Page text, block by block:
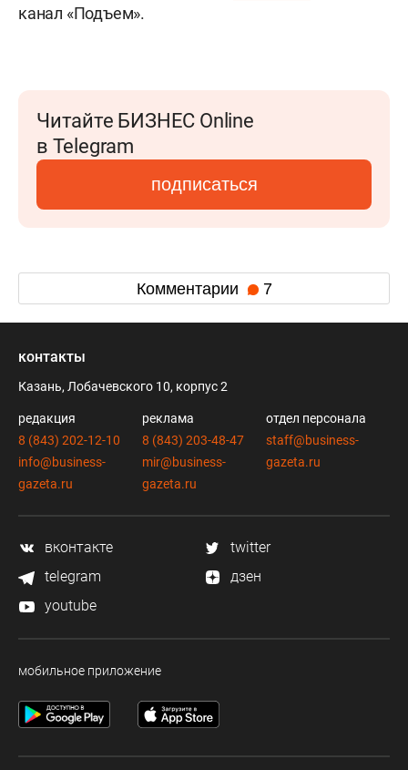
канал «Подъем».
Читайте БИЗНЕС Online
в Telegram
подписаться
Комментарии 7
контакты
Казань, Лобачевского 10, корпус 2
редакция
8 (843) 202-12-10
info@business-
gazeta.ru
реклама
8 (843) 203-48-47
mir@business-
gazeta.ru
отдел персонала
staff@business-
gazeta.ru
вконтакте
twitter
telegram
дзен
youtube
мобильное приложение